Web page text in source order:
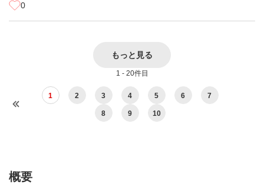
0
もっと見る
1 - 20件目
1 2 3 4 5 6 7
8 9 10
概要